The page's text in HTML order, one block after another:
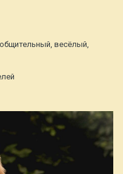
общительный, весёлый,